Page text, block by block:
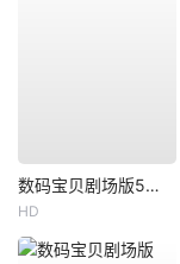
数码宝贝剧场版5：冒险者的战斗
HD